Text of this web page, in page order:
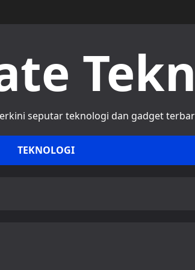
seputar teknologi dan gadget
TEKNOLOGI